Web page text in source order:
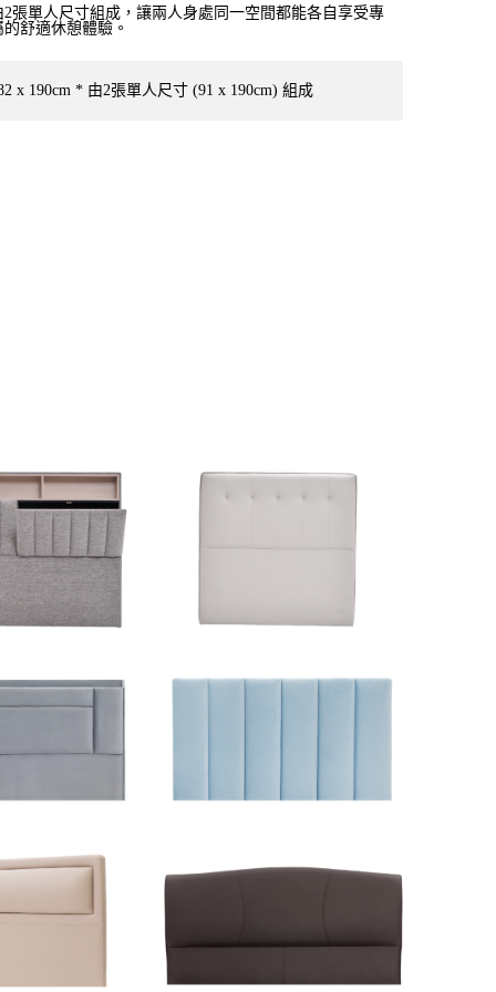
2張單人尺寸組成，讓兩人身處同一空間都能各自享受專
的舒適休憩體驗。
x 190cm * 由2張單人尺寸 (91 x 190cm) 組成